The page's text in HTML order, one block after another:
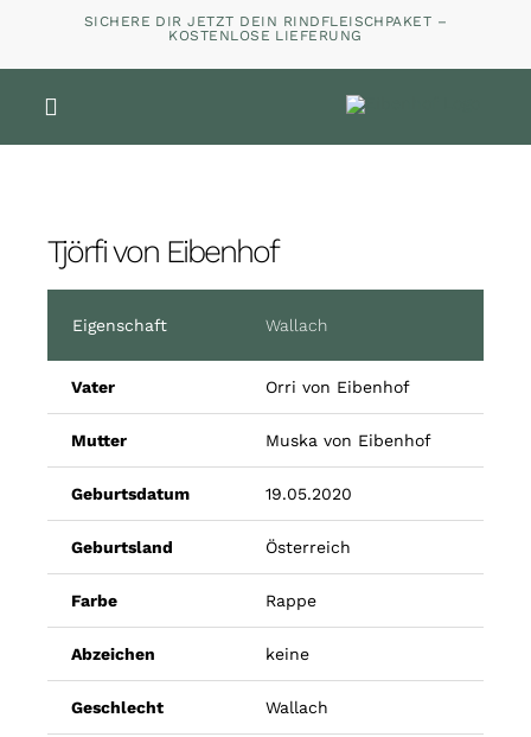
springen
SICHERE DIR JETZT DEIN RINDFLEISCHPAKET –
KOSTENLOSE LIEFERUNG
Toggle
Navigation
Shop
Über
Kontakt
Blog
Tjörfi von Eibenhof
Eigenschaft Wallach
Vater Orri von Eibenhof
Mutter Muska von Eibenhof
Geburtsdatum 19.05.2020
Geburtsland Österreich
Farbe Rappe
Abzeichen keine
Geschlecht Wallach